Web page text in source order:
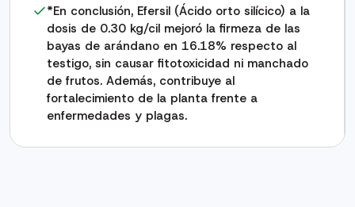
*En conclusión, Efersil (Ácido orto silícico) a la
dosis de 0.30 kg/cil mejoró la firmeza de las
bayas de arándano en 16.18% respecto al
testigo, sin causar fitotoxicidad ni manchado
de frutos. Además, contribuye al
fortalecimiento de la planta frente a
enfermedades y plagas.
mantuvo controlado sin llegar a afectar de
manera significativa la parte aérea (follaje y
racimo).